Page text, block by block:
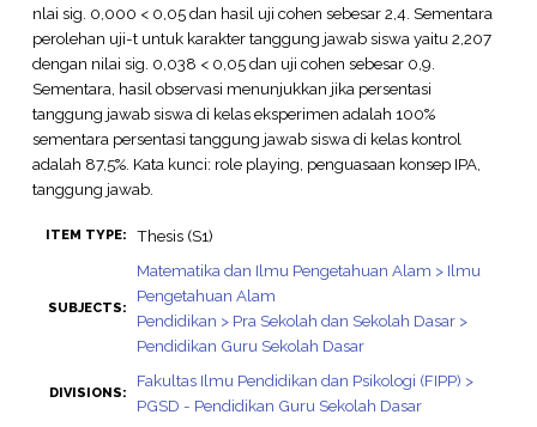
nlai sig. 0,000 < 0,05 dan hasil uji cohen sebesar 2,4. Sementara
perolehan uji-t untuk karakter tanggung jawab siswa yaitu 2,207
dengan nilai sig. 0,038 < 0,05 dan uji cohen sebesar 0,9.
Sementara, hasil observasi menunjukkan jika persentasi
tanggung jawab siswa di kelas eksperimen adalah 100%
sementara persentasi tanggung jawab siswa di kelas kontrol
adalah 87,5%. Kata kunci: role playing, penguasaan konsep IPA,
tanggung jawab.
ITEM TYPE: Thesis (S1)
SUBJECTS:
Matematika dan Ilmu Pengetahuan Alam > Ilmu
Pengetahuan Alam
Pendidikan > Pra Sekolah dan Sekolah Dasar >
Pendidikan Guru Sekolah Dasar
DIVISIONS:
Fakultas Ilmu Pendidikan dan Psikologi (FIPP) >
PGSD - Pendidikan Guru Sekolah Dasar